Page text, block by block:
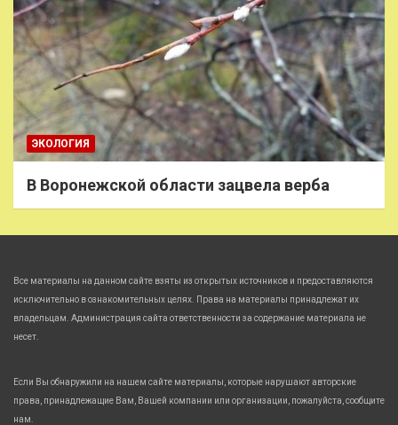
ЭКОЛОГИЯ
В Воронежской области зацвела верба
Все материалы на данном сайте взяты из открытых источников и предоставляются
исключительно в ознакомительных целях. Права на материалы принадлежат их
владельцам. Администрация сайта ответственности за содержание материала не
несет.
Если Вы обнаружили на нашем сайте материалы, которые нарушают авторские
права, принадлежащие Вам, Вашей компании или организации, пожалуйста, сообщите
нам.